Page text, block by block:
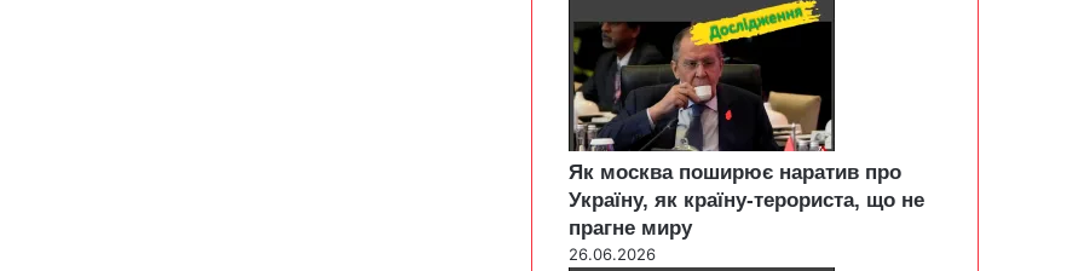
Як москва поширює наратив про
Україну, як країну-терориста, що не
прагне миру
26.06.2026